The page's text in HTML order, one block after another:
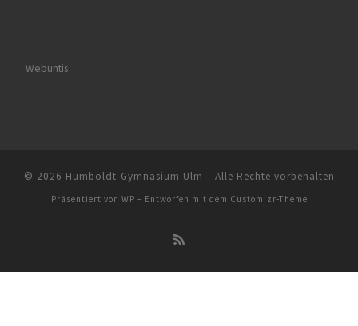
Webuntis
© 2026 Humboldt-Gymnasium Ulm – Alle Rechte vorbehalten
Präsentiert von WP – Entworfen mit dem Customizr-Theme